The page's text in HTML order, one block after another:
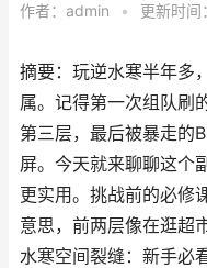
作者： admin • 更新时
摘要：玩逆水寒半年多
属。记得第一次组队刷
第三层，最后被暴走的
屏。今天就来聊聊这个
更实用。挑战前的必修
意思，前两层像在逛超
水寒空间裂缝：新手必